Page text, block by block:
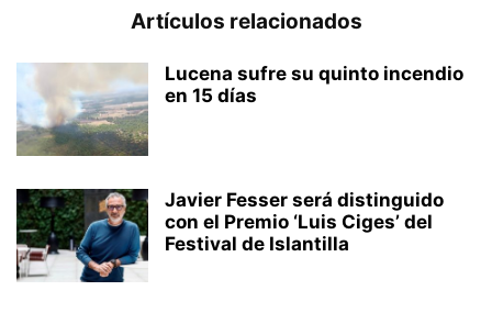
Artículos relacionados
Lucena sufre su quinto incendio
en 15 días
Javier Fesser será distinguido
con el Premio ‘Luis Ciges’ del
Festival de Islantilla